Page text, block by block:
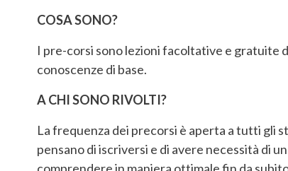
COSA SONO?
I pre-corsi sono lezioni facoltative e
conoscenze di base.
A CHI SONO RIVOLTI?
La frequenza dei precorsi è aperta a tutti gli
pensano di iscriversi e di avere necessità di
comprendere in maniera ottimale fin da